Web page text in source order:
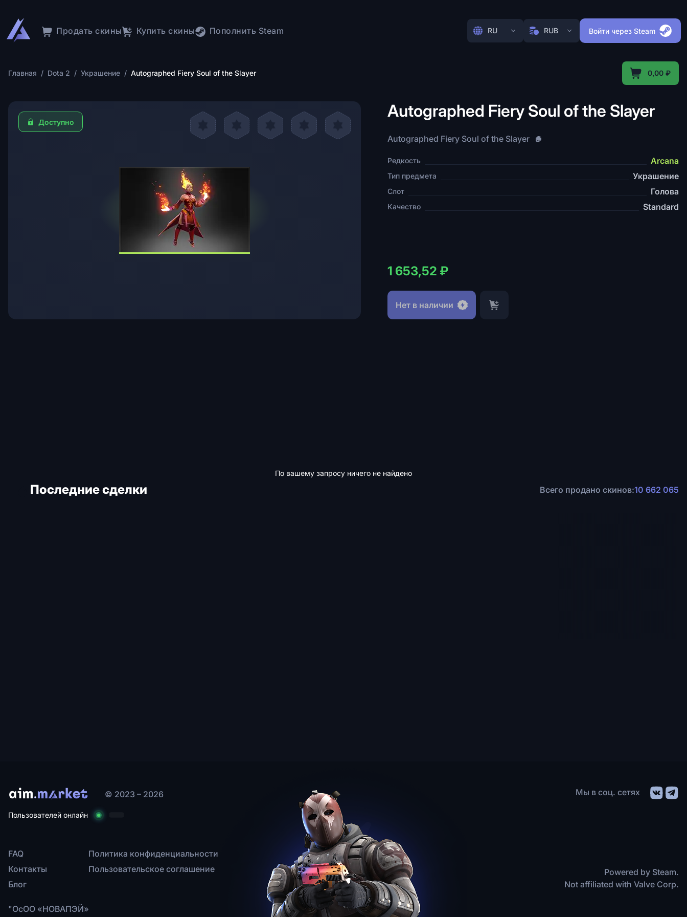
Продать скины Купить скины Пополнить Steam RU RUB Войти через Steam
Главная / Dota 2 / Украшение / Autographed Fiery Soul of the Slayer 0,00 ₽
Доступно
Autographed Fiery Soul of the Slayer
Autographed Fiery Soul of the Slayer
Редкость Arcana
Тип предмета Украшение
Слот Голова
Качество Standard
1 653,52 ₽
Нет в наличии
По вашему запросу ничего не найдено
Последние сделки Всего продано скинов:10 662 065
© 2023 – 2026
Пользователей онлайн
FAQ
Политика конфиденциальности
Контакты
Пользовательское соглашение
Блог
Мы в соц. сетях
Powered by Steam.
Not affiliated with Valve Corp.
"ОсОО «НОВАПЭЙ»